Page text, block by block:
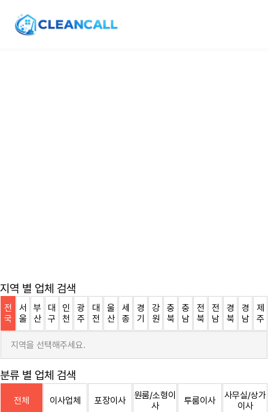
지역 별 업체 검색
전
국
서
울
부
산
대
구
인
천
광
주
대
전
울
산
세
종
경
기
강
원
충
북
충
남
전
북
전
남
경
북
경
남
제
주
지역을 선택해주세요.
분류 별 업체 검색
전체 이사업체 포장이사
원룸/소형이
사
투룸이사
사무실/상가
이사